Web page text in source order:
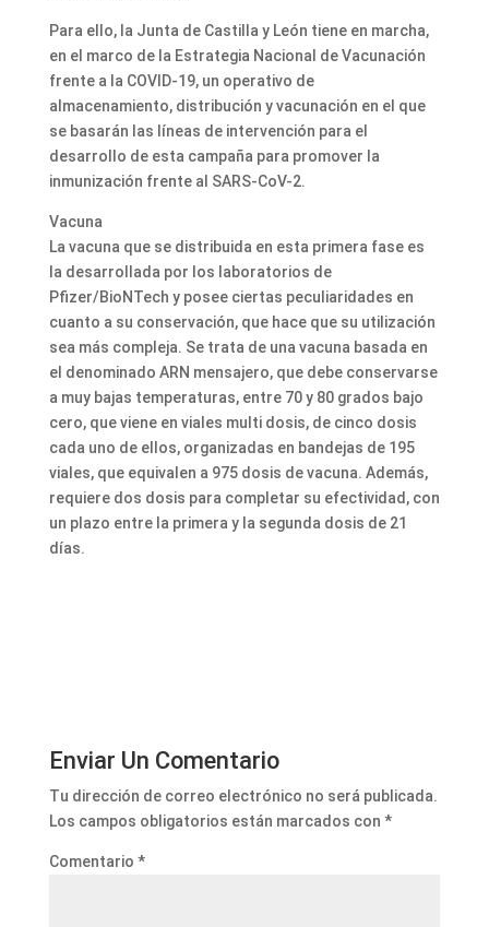
Para ello, la Junta de Castilla y León tiene en marcha,
en el marco de la Estrategia Nacional de Vacunación
frente a la COVID-19, un operativo de
almacenamiento, distribución y vacunación en el que
se basarán las líneas de intervención para el
desarrollo de esta campaña para promover la
inmunización frente al SARS-CoV-2.
Vacuna
La vacuna que se distribuida en esta primera fase es
la desarrollada por los laboratorios de
Pfizer/BioNTech y posee ciertas peculiaridades en
cuanto a su conservación, que hace que su utilización
sea más compleja. Se trata de una vacuna basada en
el denominado ARN mensajero, que debe conservarse
a muy bajas temperaturas, entre 70 y 80 grados bajo
cero, que viene en viales multi dosis, de cinco dosis
cada uno de ellos, organizadas en bandejas de 195
viales, que equivalen a 975 dosis de vacuna. Además,
requiere dos dosis para completar su efectividad, con
un plazo entre la primera y la segunda dosis de 21
días.
Enviar Un Comentario
Tu dirección de correo electrónico no será publicada.
Los campos obligatorios están marcados con *
Comentario *